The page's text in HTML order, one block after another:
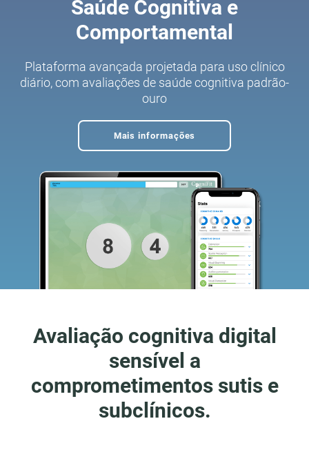
Saúde Cognitiva e
Comportamental
Plataforma avançada projetada para uso clínico
diário, com avaliações de saúde cognitiva padrão-
ouro
Mais informações
Avaliação cognitiva digital
sensível a
comprometimentos sutis e
subclínicos.